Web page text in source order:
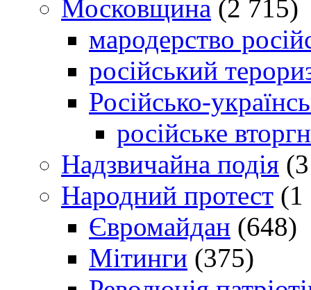
Московщина (2 715)
мародерство
російський
Російсько-
російське
Надзвичайна подія
Народний протест (1
Євромайдан (648)
Мітинги (375)